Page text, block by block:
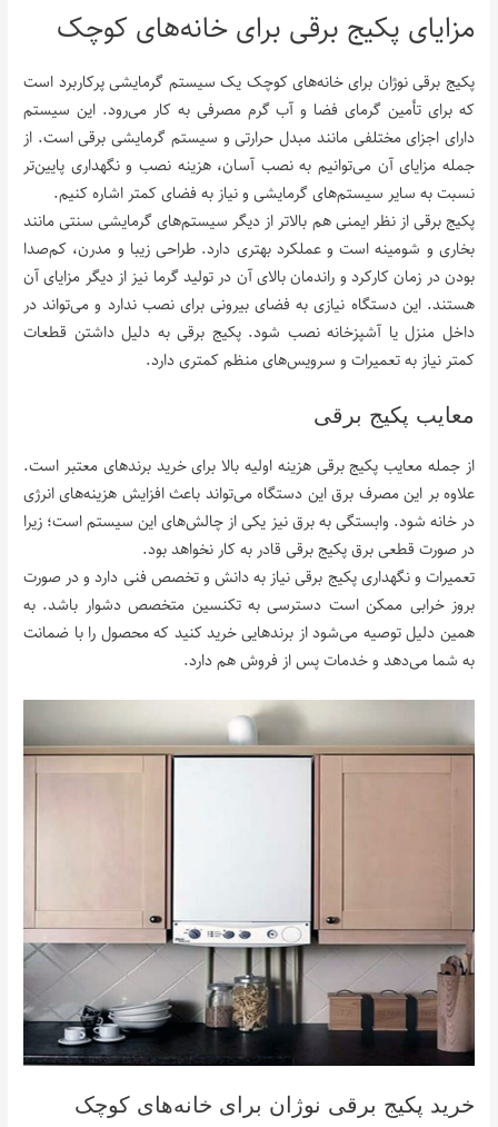
مزایای پکیج برقی برای خانه‌های کوچک
پکیج برقی نوژان برای خانه‌های کوچک یک سیستم گرمایشی پرکاربرد است
که برای تأمین گرمای فضا و آب گرم مصرفی به کار می‌رود. این سیستم
دارای اجزای مختلفی مانند مبدل حرارتی و سیستم گرمایشی برقی است. از
جمله مزایای آن می‌توانیم به نصب آسان، هزینه نصب و نگهداری پایین‌تر
نسبت به سایر سیستم‌های گرمایشی و نیاز به فضای کمتر اشاره کنیم.
پکیج برقی از نظر ایمنی هم بالاتر از دیگر سیستم‌های گرمایشی سنتی مانند
بخاری و شومینه است و عملکرد بهتری دارد. طراحی زیبا و مدرن، کم‌صدا
بودن در زمان کارکرد و راندمان بالای آن در تولید گرما نیز از دیگر مزایای آن
هستند. این دستگاه نیازی به فضای بیرونی برای نصب ندارد و می‌تواند در
داخل منزل یا آشپزخانه نصب شود. پکیج برقی به دلیل داشتن قطعات
کمتر نیاز به تعمیرات و سرویس‌های منظم کمتری دارد.
معایب پکیج برقی
از جمله معایب پکیج برقی هزینه اولیه بالا برای خرید برندهای معتبر است.
علاوه بر این مصرف برق این دستگاه می‌تواند باعث افزایش هزینه‌های انرژی
در خانه شود. وابستگی به برق نیز یکی از چالش‌های این سیستم است؛ زیرا
در صورت قطعی برق پکیج برقی قادر به کار نخواهد بود.
تعمیرات و نگهداری پکیج برقی نیاز به دانش و تخصص فنی دارد و در صورت
بروز خرابی ممکن است دسترسی به تکنسین متخصص دشوار باشد. به
همین دلیل توصیه می‌شود از برندهایی خرید کنید که محصول را با ضمانت
به شما می‌دهد و خدمات پس از فروش هم دارد.
خرید پکیج برقی نوژان برای خانه‌های کوچک